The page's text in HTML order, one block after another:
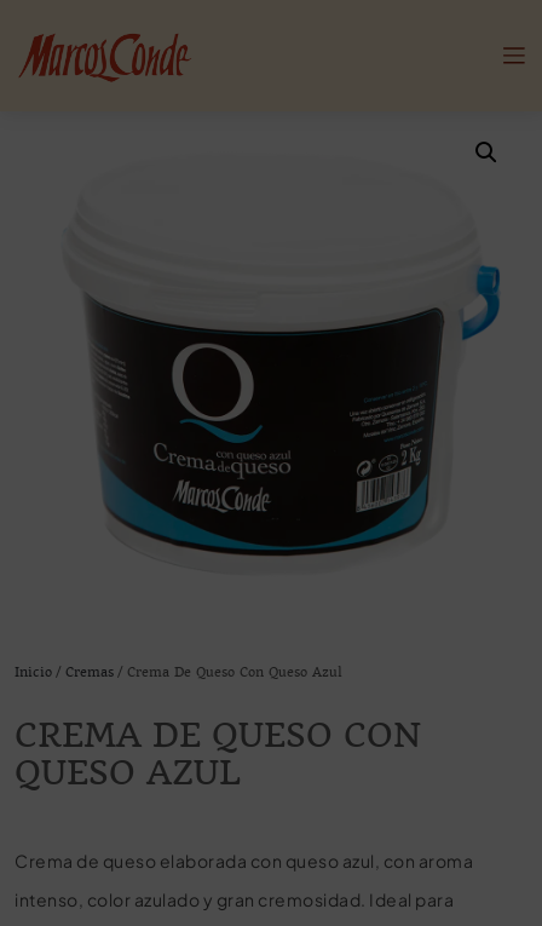
Inicio / Cremas / Crema De Queso Con Queso Azul
CREMA DE QUESO CON
QUESO AZUL
Crema de queso elaborada con queso azul, con aroma
intenso, color azulado y gran cremosidad. Ideal para